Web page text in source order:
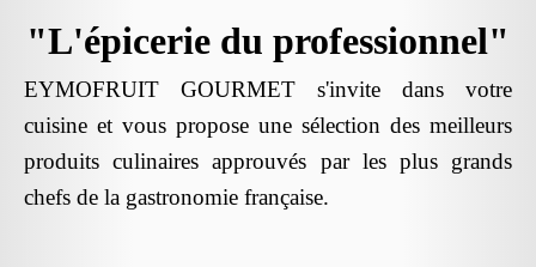
"L'épicerie du professionnel"
EYMOFRUIT GOURMET s'invite dans votre
cuisine et vous propose une sélection des meilleurs
produits culinaires approuvés par les plus grands
chefs de la gastronomie française.